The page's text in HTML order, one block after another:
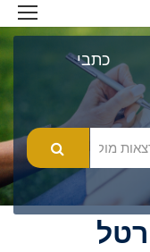
כתבי עת